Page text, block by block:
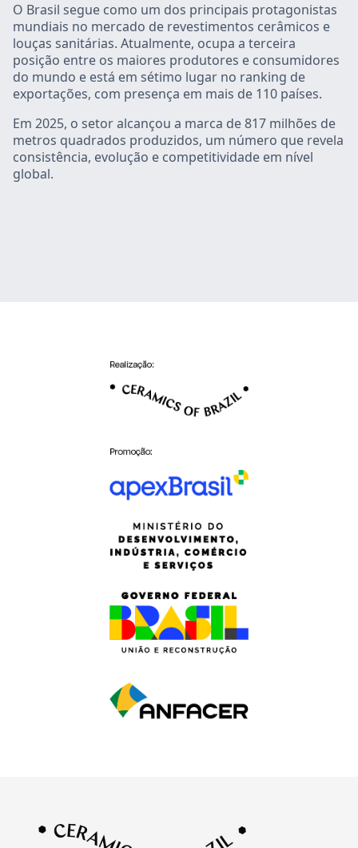
O Brasil segue como um dos principais protagonistas
mundiais no mercado de revestimentos cerâmicos e
louças sanitárias. Atualmente, ocupa a terceira
posição entre os maiores produtores e consumidores
do mundo e está em sétimo lugar no ranking de
exportações, com presença em mais de 110 países.
Em 2025, o setor alcançou a marca de 817 milhões de
metros quadrados produzidos, um número que revela
consistência, evolução e competitividade em nível
global.